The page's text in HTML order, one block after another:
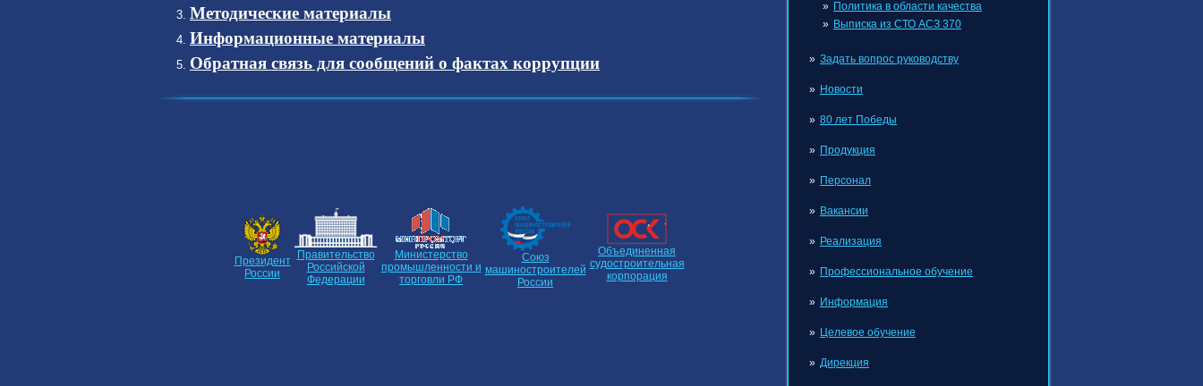
Политика в области качества
Выписка из СТО АСЗ 370
Задать вопрос руководству
Новости
80 лет Победы
Продукция
Персонал
Вакансии
Реализация
Профессиональное обучение
Информация
Целевое обучение
Дирекция
Методические материалы
Информационные материалы
Обратная связь для сообщений о фактах коррупции
Президент
России
Правительство
Российской
Федерации
Министерство
промышленности и
торговли РФ
Союз
машиностроителей
России
Объединенная
судостроительная
корпорация